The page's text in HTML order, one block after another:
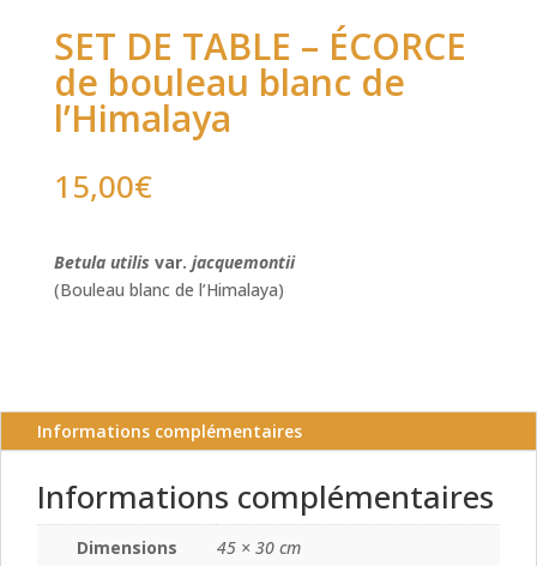
SET DE TABLE – ÉCORCE
de bouleau blanc de
l’Himalaya
15,00€
Betula utilis var. jacquemontii
(Bouleau blanc de l’Himalaya)
Informations complémentaires
Informations complémentaires
Dimensions
45 × 30 cm